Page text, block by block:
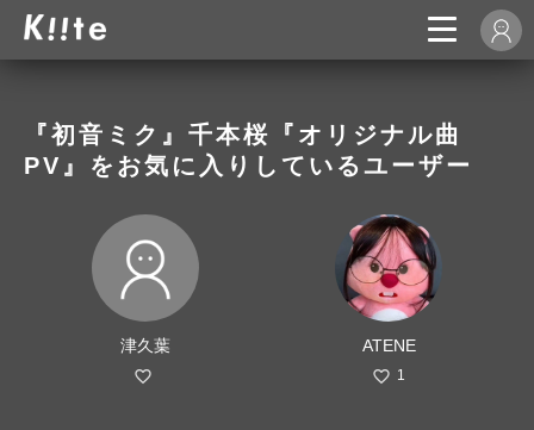
『初音ミク』千本桜『オリジナル曲
PV』をお気に入りしているユーザー
津久葉 ATENE
1